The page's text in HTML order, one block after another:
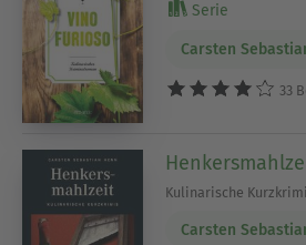
Serie
Carsten
33
Kulinarische
Carsten